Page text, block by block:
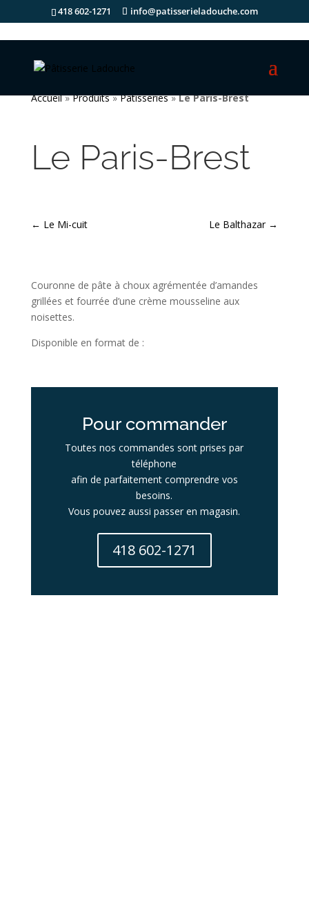
418 602-1271 info@patisserieladouche.com
Accueil»Produits»Pâtisseries»Le Paris-Brest
Le Paris-Brest
← Le Mi-cuit Le Balthazar→
Couronne de pâte à choux agrémentée d’amandes
grillées et fourrée d’une crème mousseline aux
noisettes.
Disponible en format de :
Pour commander
Toutes nos commandes sont prises par
téléphone
afin de parfaitement comprendre vos
besoins.
Vous pouvez aussi passer en magasin.
418 602-1271